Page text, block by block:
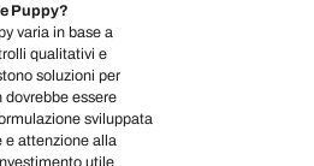
Puppy?
varia in base a
qualitativi e
soluzioni per
dovrebbe essere
sviluppata
e attenzione alla
utile